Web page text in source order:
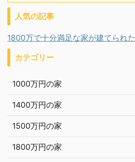
人気の記事
1800万で十分満足な家が建てられた
カテゴリー
1000万円の家
1400万円の家
1500万円の家
1800万円の家